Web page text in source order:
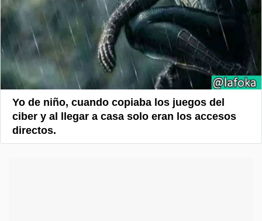
Yo de niño, cuando copiaba los juegos del
ciber y al llegar a casa solo eran los accesos
directos.